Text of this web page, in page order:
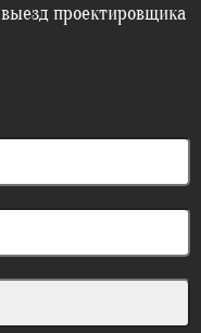
проектировщика